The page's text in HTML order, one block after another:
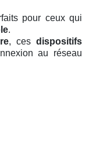
pour ceux qui
.
, cesdispositifs
au réseau